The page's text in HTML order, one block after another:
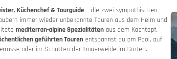
Küchenchef & Tourguide – die zwei sympathischen
immer wieder unbekannte Touren aus dem Helm und
mediterran-alpine Spezialitäten aus dem Kochtopf.
geführten Touren entspannst du am Pool, auf
oder im Schatten der Trauerweide im Garten.